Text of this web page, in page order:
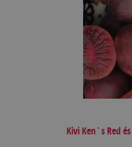
Kivi Ken`s Red